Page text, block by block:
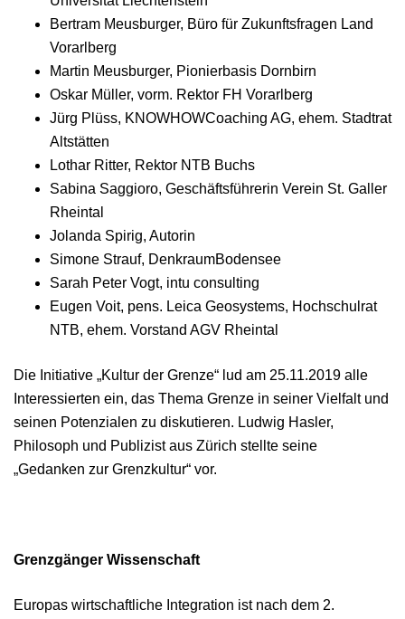
Bertram Meusburger, Büro für Zukunftsfragen Land
Vorarlberg
Martin Meusburger, Pionierbasis Dornbirn
Oskar Müller, vorm. Rektor FH Vorarlberg
Jürg Plüss, KNOWHOWCoaching AG, ehem. Stadtrat
Altstätten
Lothar Ritter, Rektor NTB Buchs
Sabina Saggioro, Geschäftsführerin Verein St. Galler
Rheintal
Jolanda Spirig, Autorin
Simone Strauf, DenkraumBodensee
Sarah Peter Vogt, intu consulting
Eugen Voit, pens. Leica Geosystems, Hochschulrat
NTB, ehem. Vorstand AGV Rheintal
Die Initiative „Kultur der Grenze“ lud am 25.11.2019 alle
Interessierten ein, das Thema Grenze in seiner Vielfalt und
seinen Potenzialen zu diskutieren. Ludwig Hasler,
Philosoph und Publizist aus Zürich stellte seine
„Gedanken zur Grenzkultur“ vor.
Grenzgänger Wissenschaft
Europas wirtschaftliche Integration ist nach dem 2.